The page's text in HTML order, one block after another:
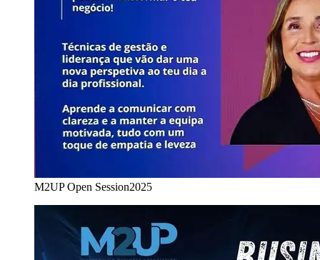
M2UP Open Session2025